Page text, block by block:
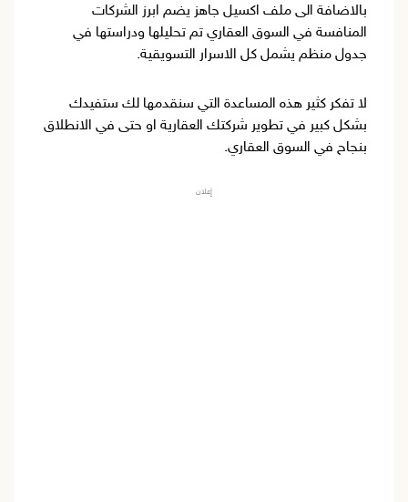
بالاضافة الى ملف اكسيل جاهز يضم ابرز الشركات
المنافسة في السوق العقاري تم تحليلها ودراستها في
جدول منظم يشمل كل الاسرار التسويقية.
لا تفكر كثير هذه المساعدة التي سنقدمها لك ستفيدك
بشكل كبير في تطوير شركتك العقارية او حتى في الانطلاق
بنجاح في السوق العقاري.
إعلان